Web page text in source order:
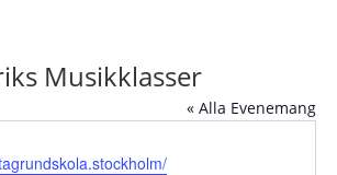
Musikklasser
« Alla Evenemang